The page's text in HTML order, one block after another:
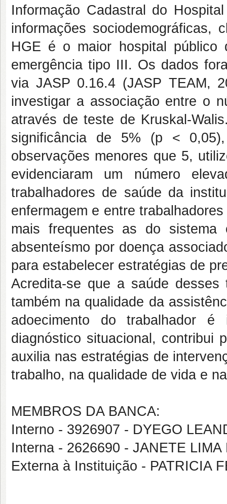
Informação Cadastral do
informações sociodemográficas,
HGE é o maior hospital
emergência tipo III. Os dados
via JASP 0.16.4 (JASP TEAM,
investigar a associação entre o
através de teste de Kruskal-
significância de 5% (p <
observações menores que 5,
evidenciaram um número
trabalhadores de saúde da
enfermagem e entre
mais frequentes as do sistema
absenteísmo por doença
para estabelecer estratégias de
Acredita-se que a saúde
também na qualidade da
adoecimento do trabalhador
diagnóstico situacional, contribui
auxilia nas estratégias de
trabalho, na qualidade de vida e
MEMBROS DA BANCA:
Interno - 3926907 - DYEGO
Interna - 2626690 - JANETE LIMA
Externa à Instituição - PATRICIA